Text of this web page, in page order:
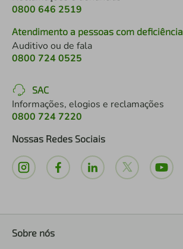
0800 646 2519
Atendimento a pessoas com deficiência
Auditivo ou de fala
0800 724 0525
SAC
Informações, elogios e reclamações
0800 724 7220
Nossas Redes Sociais
Sobre nós